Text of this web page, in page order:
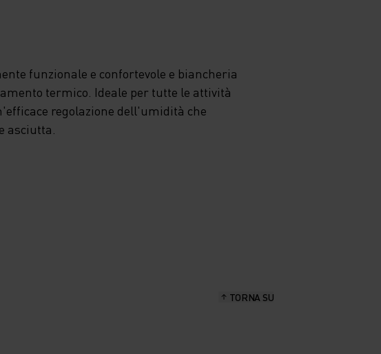
funzionale e confortevole e biancheria
termico. Ideale per tutte le attività
regolazione dell'umidità che
asciutta.
TORNA SU